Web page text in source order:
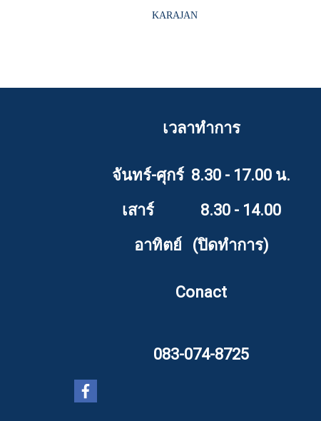
KARAJAN
เวลาทำการ
จันทร์-ศุกร์ 8.30 - 17.00 น.
เสาร์ 8.30 - 14.00
อาทิตย์ (ปิดทำการ)
Conact
083-074-8725